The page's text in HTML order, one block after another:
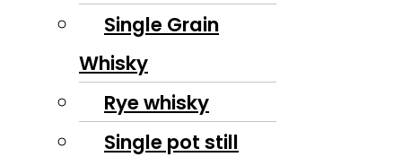
Single Grain
Whisky
Rye whisky
Single pot still